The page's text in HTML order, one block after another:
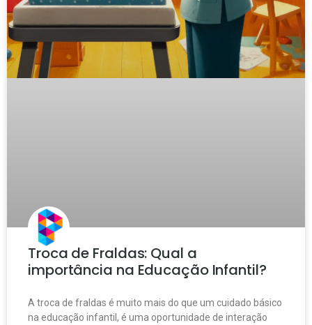
Troca de Fraldas: Qual a
importância na Educação Infantil?
A troca de fraldas é muito mais do que um cuidado básico
na educação infantil, é uma oportunidade de interação